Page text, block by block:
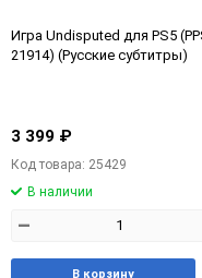
Игра Undisputed для PS5
21914) (Русские субтитры)
3 399 ₽
Код товара: 25429
В наличии
–
В корзину